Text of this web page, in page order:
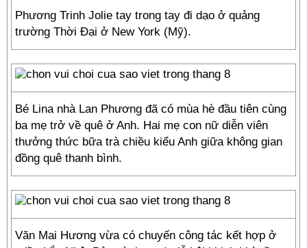
Phương Trinh Jolie tay trong tay đi dạo ở quảng
trường Thời Đại ở New York (Mỹ).
Bé Lina nhà Lan Phương đã có mùa hè đầu tiên cùng
ba mẹ trở về quê ở Anh. Hai mẹ con nữ diễn viên
thưởng thức bữa trà chiều kiểu Anh giữa không gian
đồng quê thanh bình.
Văn Mai Hương vừa có chuyến công tác kết hợp ở